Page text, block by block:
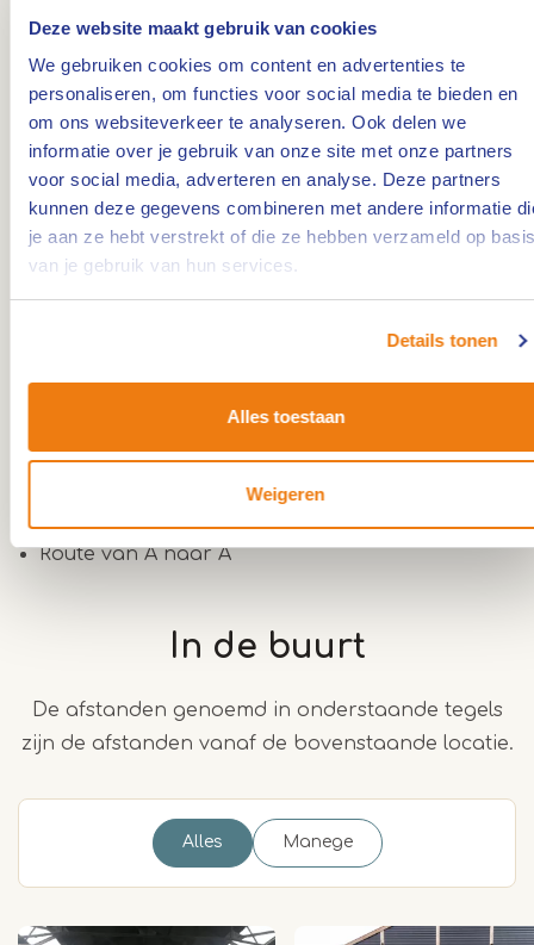
Deze website maakt gebruik van cookies
We gebruiken cookies om content en advertenties te
personaliseren, om functies voor social media te bieden en
om ons websiteverkeer te analyseren. Ook delen we
informatie over je gebruik van onze site met onze partners
voor social media, adverteren en analyse. Deze partners
kunnen deze gegevens combineren met andere informatie
je aan ze hebt verstrekt of die ze hebben verzameld op basis
van je gebruik van hun services.
Details tonen
Alles toestaan
Weigeren
De route vervolgt in de richting van knooppunt 77
en het bosrijke gebied maakt plaats voor akkers.
Je rijdt in zuidelijke richting naar de stadsrand
van Venlo, maar net daarvoor verandert de
richting weer naar het noorden. Je komt via de
Venkoeler uit bij de Maas. Deze volg je tot Hasselt.
Over de Hasselderheide rijdt je weer terug naar
Eigenschappen
Route van A naar A
In de buurt
De afstanden genoemd in onderstaande tegels
zijn de afstanden vanaf de bovenstaande locatie.
Alles Manege